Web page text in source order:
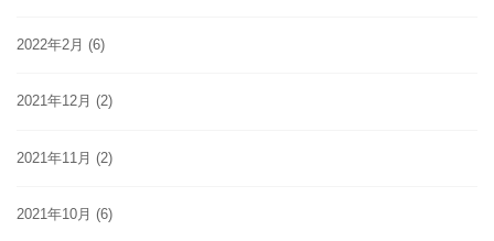
2022年2月 (6)
2021年12月 (2)
2021年11月 (2)
2021年10月 (6)